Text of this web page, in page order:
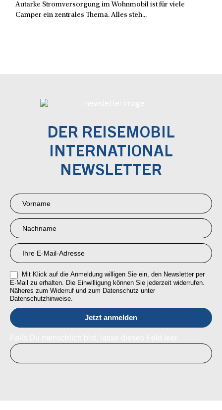
Autarke Stromversorgung im Wohnmobil ist für viele
Camper ein zentrales Thema. Alles steh...
DER REISEMOBIL
INTERNATIONAL
NEWSLETTER
Newsletter
Anmeldung
RMI
Mit Klick auf die Anmeldung willigen Sie ein, den Newsletter per
E-Mail zu erhalten. Die Einwilligung können Sie jederzeit widerrufen.
Näheres zum Widerruf und zum Datenschutz unter
Datenschutzhinweise.